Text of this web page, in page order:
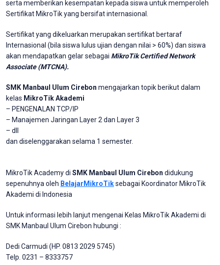
serta memberikan kesempatan kepada siswa untuk memperoleh
Sertifikat MikroTik yang bersifat internasional.
Sertifikat yang dikeluarkan merupakan sertifikat bertaraf
Internasional (bila siswa lulus ujian dengan nilai > 60%) dan siswa
akan mendapatkan gelar sebagai MikroTik Certified Network
Associate (MTCNA).
SMK Manbaul Ulum Cirebon mengajarkan topik berikut dalam
kelas MikroTik Akademi
– PENGENALAN TCP/IP
– Manajemen Jaringan Layer 2 dan Layer 3
– dll
dan diselenggarakan selama 1 semester.
MikroTik Academy di SMK Manbaul Ulum Cirebon didukung
sepenuhnya oleh BelajarMikroTiksebagai Koordinator MikroTik
Akademi di Indonesia
Untuk informasi lebih lanjut mengenai Kelas MikroTik Akademi di
SMK Manbaul Ulum Cirebon hubungi :
Dedi Carmudi (HP. 0813 2029 5745)
Telp. 0231 – 8333757